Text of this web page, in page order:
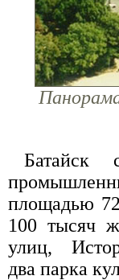
Батайск
площадью
100 тысяч
улиц,
два парка